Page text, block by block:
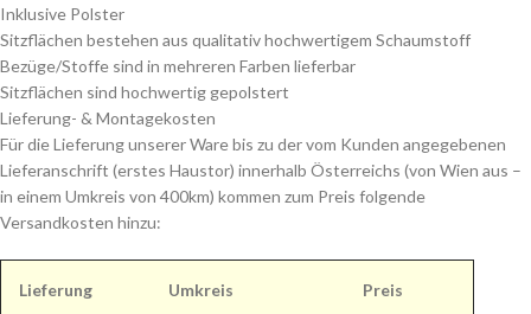
Inklusive Polster
Sitzflächen bestehen aus qualitativ hochwertigem Schaumstoff
Bezüge/Stoffe sind in mehreren Farben lieferbar
Sitzflächen sind hochwertig gepolstert
Lieferung- & Montagekosten
Für die Lieferung unserer Ware bis zu der vom Kunden angegebenen
Lieferanschrift (erstes Haustor) innerhalb Österreichs (von Wien aus –
in einem Umkreis von 400km) kommen zum Preis folgende
Versandkosten hinzu:
Lieferung Umkreis Preis